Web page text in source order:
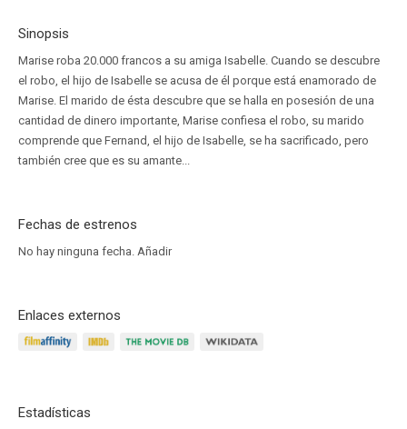
Sinopsis
Marise roba 20.000 francos a su amiga Isabelle. Cuando se descubre
el robo, el hijo de Isabelle se acusa de él porque está enamorado de
Marise. El marido de ésta descubre que se halla en posesión de una
cantidad de dinero importante, Marise confiesa el robo, su marido
comprende que Fernand, el hijo de Isabelle, se ha sacrificado, pero
también cree que es su amante...
Fechas de estrenos
No hay ninguna fecha. Añadir
Enlaces externos
Estadísticas